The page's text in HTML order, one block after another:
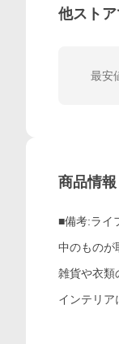
他スト
最安
商品情報
■備考:ライ
中のものが
雑貨や衣類
インテリア